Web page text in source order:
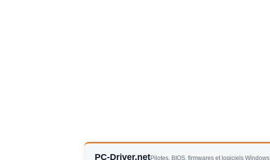
PC-Driver.netPilotes, BIOS, firmwares et logiciels Windows